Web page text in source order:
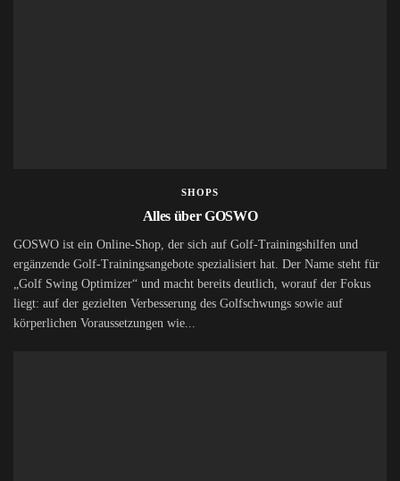
SHOPS
Alles über GOSWO
GOSWO ist ein Online-Shop, der sich auf Golf-Trainingshilfen und
ergänzende Golf-Trainingsangebote spezialisiert hat. Der Name steht für
„Golf Swing Optimizer“ und macht bereits deutlich, worauf der Fokus
liegt: auf der gezielten Verbesserung des Golfschwungs sowie auf
körperlichen Voraussetzungen wie...